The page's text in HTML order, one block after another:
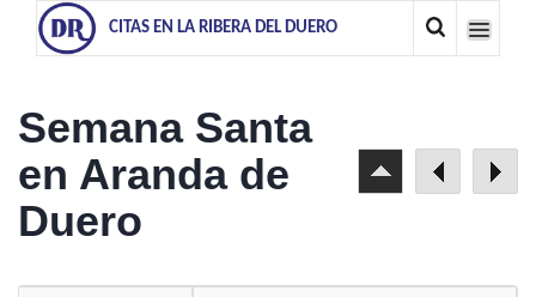
CITAS EN LA RIBERA DEL DUERO
Semana Santa
en Aranda de
Duero